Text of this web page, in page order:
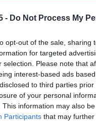
- Do Not Process My
opt-out of the sale,
for targeted
selection. Please note that
interest-based ads
to third parties
of your personal
This information may also
Participants that may further
a diventare il fulcro
da